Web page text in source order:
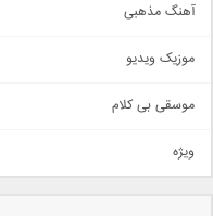
حماسی
سنتی
اهنگ بندرعباسی
دمو
مذهبی
آهنگ مذهبی
موزیک ویدیو
موسقی بی کلام
ویژه